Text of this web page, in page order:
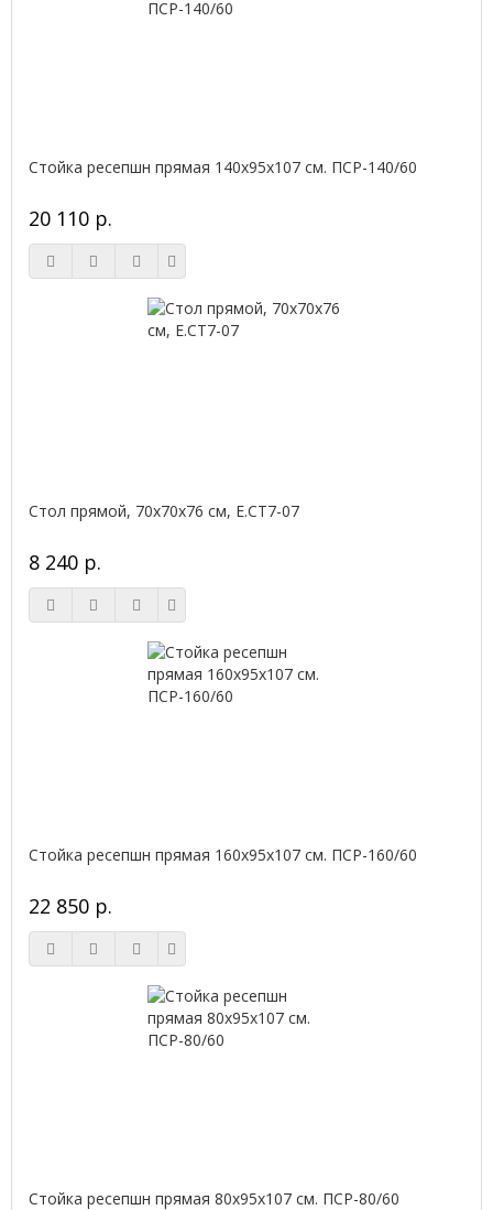
Стойка ресепшн прямая 140х95х107 см. ПСР-140/60
20 110 р.
Стол прямой, 70x70x76 см, Е.СТ7-07
8 240 р.
Стойка ресепшн прямая 160х95х107 см. ПСР-160/60
22 850 р.
Стойка ресепшн прямая 80х95х107 см. ПСР-80/60